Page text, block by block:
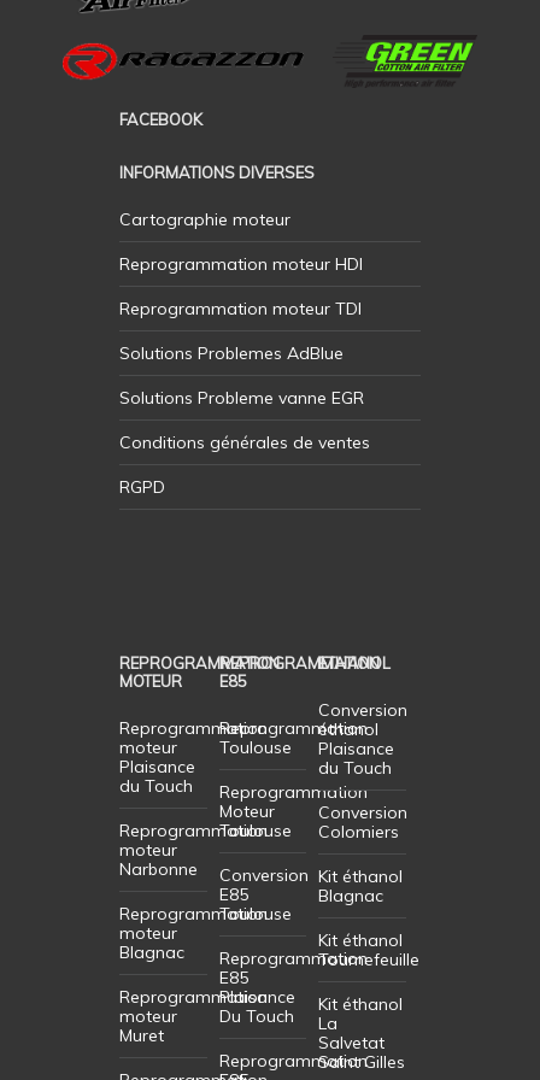
important de faire appel à des
reprogrammation sur votre
experts en reprogrammation
FACEBOOK
INFORMATIONS DIVERSES
Cartographie moteur
Reprogrammation moteur HDI
Reprogrammation moteur TDI
Solutions Problemes AdBlue
Solutions Probleme vanne EGR
Conditions générales de ventes
RGPD
REPROGRAMMATION
MOTEUR
Reprogrammation
moteur
Plaisance
du Touch
Reprogrammation
moteur
Narbonne
Reprogrammation
moteur
Blagnac
Reprogrammation
moteur
Muret
REPROGRAMMATION
E85
Reprogrammation
Toulouse
Reprogrammation
Moteur
Toulouse
Conversion
E85
Toulouse
Reprogrammation
E85
Plaisance
Du Touch
Reprogrammation
ETHANOL
Conversion
éthanol
Plaisance
du Touch
Conversion
Colomiers
Kit éthanol
Blagnac
Kit éthanol
Tournefeuille
Kit éthanol
La
Salvetat
Saint Gilles